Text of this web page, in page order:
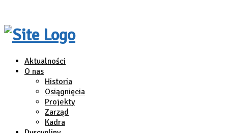
Aktualności
O nas
Historia
Osiągnięcia
Projekty
Zarząd
Kadra